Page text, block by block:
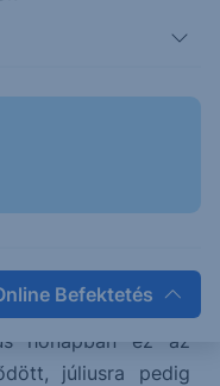
Befektetés
gyorséttermi lánca
jogdíjakból és
származik
több mint 20%-os
év/év
hónapban ez az
júliusra pedig